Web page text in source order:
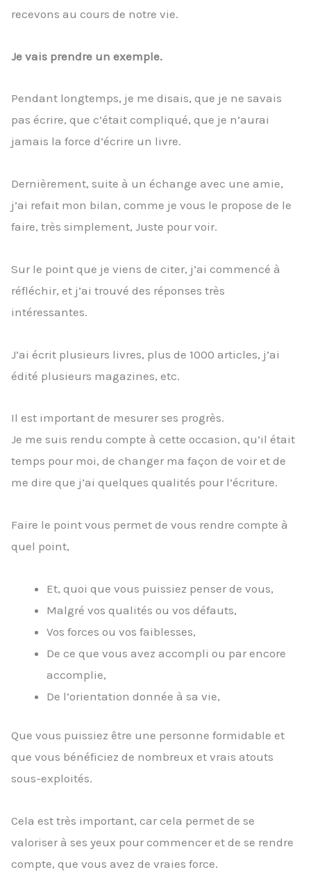
recevons au cours de notre vie.
Je vais prendre un exemple.
Pendant longtemps, je me disais, que je ne savais
pas écrire, que c’était compliqué, que je n’aurai
jamais la force d’écrire un livre.
Dernièrement, suite à un échange avec une amie,
j’ai refait mon bilan, comme je vous le propose de le
faire, très simplement, Juste pour voir.
Sur le point que je viens de citer, j’ai commencé à
réfléchir, et j’ai trouvé des réponses très
intéressantes.
J’ai écrit plusieurs livres, plus de 1000 articles, j’ai
édité plusieurs magazines, etc.
Il est important de mesurer ses progrès.
Je me suis rendu compte à cette occasion, qu’il était
temps pour moi, de changer ma façon de voir et de
me dire que j’ai quelques qualités pour l’écriture.
Faire le point vous permet de vous rendre compte à
quel point,
Et, quoi que vous puissiez penser de vous,
Malgré vos qualités ou vos défauts,
Vos forces ou vos faiblesses,
De ce que vous avez accompli ou par encore
accomplie,
De l’orientation donnée à sa vie,
Que vous puissiez être une personne formidable et
que vous bénéficiez de nombreux et vrais atouts
sous-exploités.
Cela est très important, car cela permet de se
valoriser à ses yeux pour commencer et de se rendre
compte, que vous avez de vraies force.